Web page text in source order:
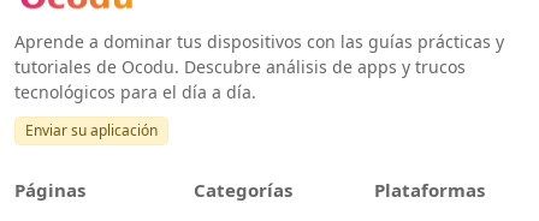
Aprende a dominar tus dispositivos con las guías prácticas y
tutoriales de Ocodu. Descubre análisis de apps y trucos
tecnológicos para el día a día.
Enviar su aplicación
Páginas Categorías Plataformas